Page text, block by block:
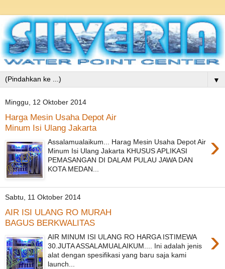
▼
Minggu, 12 Oktober 2014
Harga Mesin Usaha Depot Air
Minum Isi Ulang Jakarta
›
Assalamualaikum... Harag Mesin Usaha Depot Air
Minum Isi Ulang Jakarta KHUSUS APLIKASI
PEMASANGAN DI DALAM PULAU JAWA DAN
KOTA MEDAN...
Sabtu, 11 Oktober 2014
AIR ISI ULANG RO MURAH
BAGUS BERKWALITAS
›
AIR MINUM ISI ULANG RO HARGA ISTIMEWA
30.JUTA ASSALAMUALAIKUM.... Ini adalah jenis
alat dengan spesifikasi yang baru saja kami
launch...